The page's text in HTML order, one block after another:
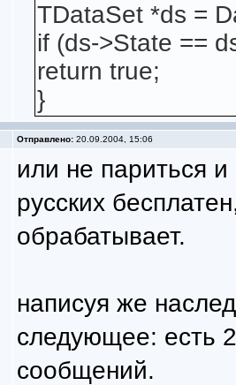
TDataSet *ds =
if (ds->State ==
return true;
}
Отправлено:20.09.2004, 15:06
или не париться
русских
обрабатывает.
написуя же
следующее: есть
сообщений.